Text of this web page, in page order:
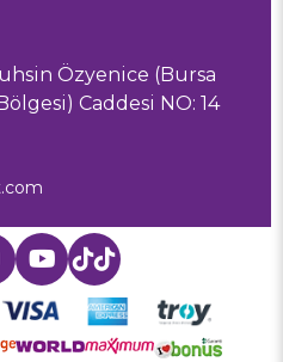
Özyenice (Bursa
Caddesi NO: 14